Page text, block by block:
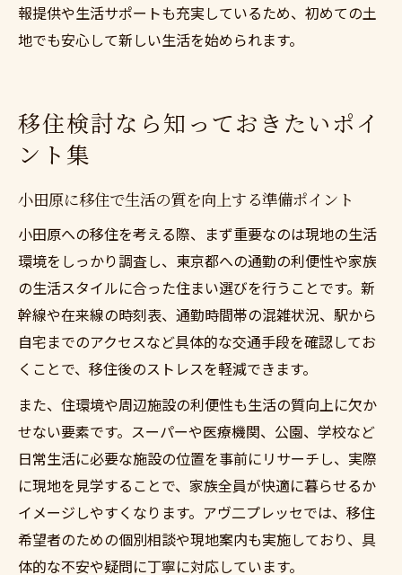
報提供や生活サポートも充実しているため、初めての土
地でも安心して新しい生活を始められます。
移住検討なら知っておきたいポイ
ント集
小田原に移住で生活の質を向上する準備ポイント
小田原への移住を考える際、まず重要なのは現地の生活
環境をしっかり調査し、東京都への通勤の利便性や家族
の生活スタイルに合った住まい選びを行うことです。新
幹線や在来線の時刻表、通勤時間帯の混雑状況、駅から
自宅までのアクセスなど具体的な交通手段を確認してお
くことで、移住後のストレスを軽減できます。
また、住環境や周辺施設の利便性も生活の質向上に欠か
せない要素です。スーパーや医療機関、公園、学校など
日常生活に必要な施設の位置を事前にリサーチし、実際
に現地を見学することで、家族全員が快適に暮らせるか
イメージしやすくなります。アヴ二プレッセでは、移住
希望者のための個別相談や現地案内も実施しており、具
体的な不安や疑問に丁寧に対応しています。